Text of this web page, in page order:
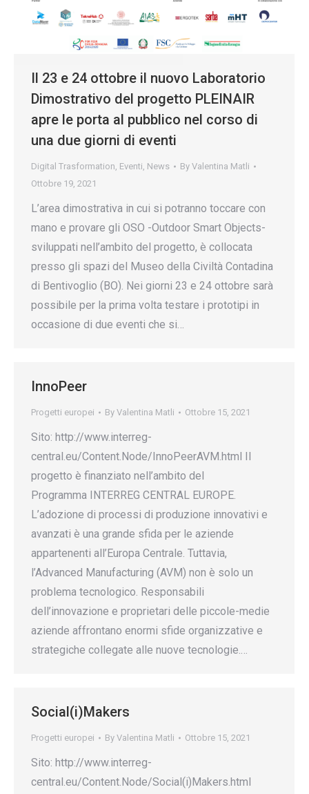
Il 23 e 24 ottobre il nuovo Laboratorio
Dimostrativo del progetto PLEINAIR
apre le porta al pubblico nel corso di
una due giorni di eventi
Digital Trasformation, Eventi, News By Valentina Matli
Ottobre 19, 2021
L’area dimostrativa in cui si potranno toccare con
mano e provare gli OSO -Outdoor Smart Objects-
sviluppati nell’ambito del progetto, è collocata
presso gli spazi del Museo della Civiltà Contadina
di Bentivoglio (BO). Nei giorni 23 e 24 ottobre sarà
possibile per la prima volta testare i prototipi in
occasione di due eventi che si…
InnoPeer
Progetti europei By Valentina Matli Ottobre 15, 2021
Sito: http://www.interreg-
central.eu/Content.Node/InnoPeerAVM.html Il
progetto è finanziato nell’ambito del
Programma INTERREG CENTRAL EUROPE.
L’adozione di processi di produzione innovativi e
avanzati è una grande sfida per le aziende
appartenenti all’Europa Centrale. Tuttavia,
l’Advanced Manufacturing (AVM) non è solo un
problema tecnologico. Responsabili
dell’innovazione e proprietari delle piccole-medie
aziende affrontano enormi sfide organizzative e
strategiche collegate alle nuove tecnologie.…
Social(i)Makers
Progetti europei By Valentina Matli Ottobre 15, 2021
Sito: http://www.interreg-
central.eu/Content.Node/Social(i)Makers.html